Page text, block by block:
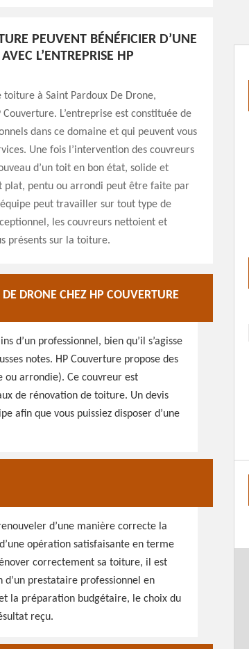
PEUVENT BÉNÉFICIER D’UNE
L’ENTREPRISE HP
toiture à Saint Pardoux De Drone,
Couverture. L’entreprise est constituée de
dans ce domaine et qui peuvent vous
Une fois l’intervention des couvreurs
d’un toit en bon état, solide et
plat, pentu ou arrondi peut être faite par
équipe peut travailler sur tout type de
les couvreurs nettoient et
présents sur la toiture.
DRONE CHEZ HP COUVERTURE
d’un professionnel, bien qu’il s’agisse
notes. HP Couverture propose des
arrondie). Ce couvreur est
de rénovation de toiture. Un devis
afin que vous puissiez disposer d’une
d’une manière correcte la
opération satisfaisante en terme
correctement sa toiture, il est
prestataire professionnel en
la préparation budgétaire, le choix du
reçu.